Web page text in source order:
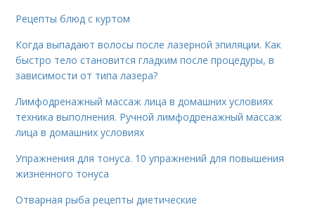
Рецепты блюд с куртом
Когда выпадают волосы после лазерной эпиляции. Как
быстро тело становится гладким после процедуры, в
зависимости от типа лазера?
Лимфодренажный массаж лица в домашних условиях
техника выполнения. Ручной лимфодренажный массаж
лица в домашних условиях
Упражнения для тонуса. 10 упражнений для повышения
жизненного тонуса
Отварная рыба рецепты диетические